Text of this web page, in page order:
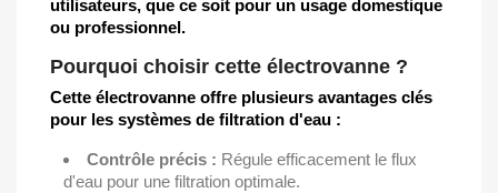
utilisateurs, que ce soit pour un usage domestique
ou professionnel.
Pourquoi choisir cette électrovanne ?
Cette électrovanne offre plusieurs avantages clés
pour les systèmes de filtration d'eau :
Contrôle précis : Régule efficacement le flux
d'eau pour une filtration optimale.